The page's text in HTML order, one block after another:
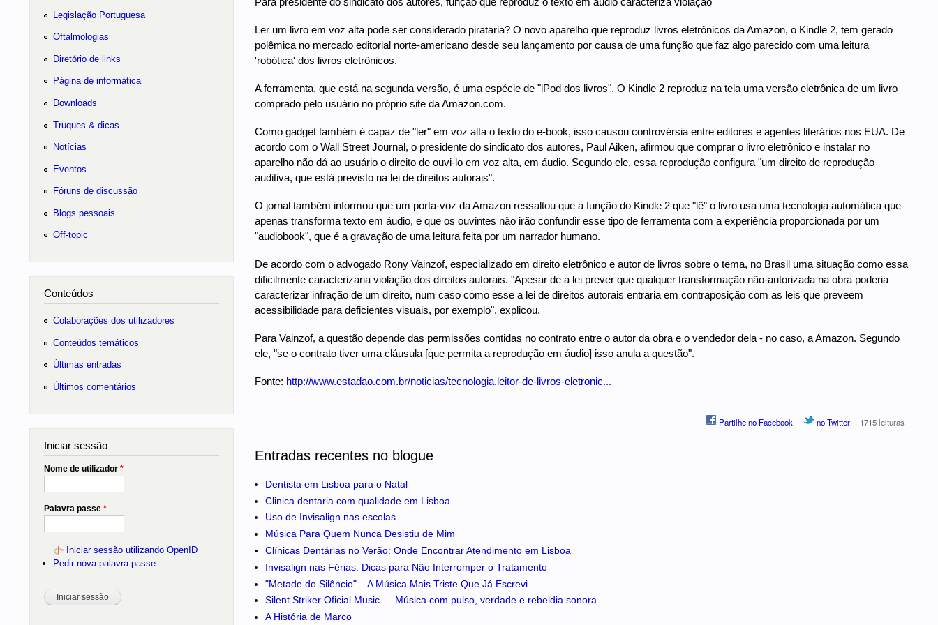
Ler um livro em voz alta pode ser considerado pirataria? O novo aparelho que reproduz livros eletrônicos da Amazon, o Kindle 2, tem gerado
polêmica no mercado editorial norte-americano desde seu lançamento por causa de uma função que faz algo parecido com uma leitura
'robótica' dos livros eletrônicos.
A ferramenta, que está na segunda versão, é uma espécie de "iPod dos livros". O Kindle 2 reproduz na tela uma versão eletrônica de um livro
comprado pelo usuário no próprio site da Amazon.com.
Como gadget também é capaz de "ler" em voz alta o texto do e-book, isso causou controvérsia entre editores e agentes literários nos EUA. De
acordo com o Wall Street Journal, o presidente do sindicato dos autores, Paul Aiken, afirmou que comprar o livro eletrônico e instalar no
aparelho não dá ao usuário o direito de ouvi-lo em voz alta, em áudio. Segundo ele, essa reprodução configura "um direito de reprodução
auditiva, que está previsto na lei de direitos autorais".
O jornal também informou que um porta-voz da Amazon ressaltou que a função do Kindle 2 que "lê" o livro usa uma tecnologia automática que
apenas transforma texto em áudio, e que os ouvintes não irão confundir esse tipo de ferramenta com a experiência proporcionada por um
"audiobook", que é a gravação de uma leitura feita por um narrador humano.
De acordo com o advogado Rony Vainzof, especializado em direito eletrônico e autor de livros sobre o tema, no Brasil uma situação como essa
dificilmente caracterizaria violação dos direitos autorais. "Apesar de a lei prever que qualquer transformação não-autorizada na obra poderia
caracterizar infração de um direito, num caso como esse a lei de direitos autorais entraria em contraposição com as leis que preveem
acessibilidade para deficientes visuais, por exemplo", explicou.
Para Vainzof, a questão depende das permissões contidas no contrato entre o autor da obra e o vendedor dela - no caso, a Amazon. Segundo
ele, "se o contrato tiver uma cláusula [que permita a reprodução em áudio] isso anula a questão".
Fonte: http://www.estadao.com.br/noticias/tecnologia,leitor-de-livros-eletronic...
Partilhe no Facebook no Twitter 1715 leituras
Entradas recentes no blogue
Dentista em Lisboa para o Natal
Clinica dentaria com qualidade em Lisboa
Uso de Invisalign nas escolas
Música Para Quem Nunca Desistiu de Mim
Clínicas Dentárias no Verão: Onde Encontrar Atendimento em Lisboa
Invisalign nas Férias: Dicas para Não Interromper o Tratamento
"Metade do Silêncio" _ A Música Mais Triste Que Já Escrevi
Silent Striker Oficial Music — Música com pulso, verdade e rebeldia sonora
A História de Marco
Legislação Portuguesa
Oftalmologias
Diretório de links
Página de informática
Downloads
Truques & dicas
Notícias
Eventos
Fóruns de discussão
Blogs pessoais
Off-topic
Conteúdos
Colaborações dos utilizadores
Conteúdos temáticos
Últimas entradas
Últimos comentários
Iniciar sessão
Nome de utilizador *
Palavra passe *
Iniciar sessão utilizando OpenID
Pedir nova palavra passe